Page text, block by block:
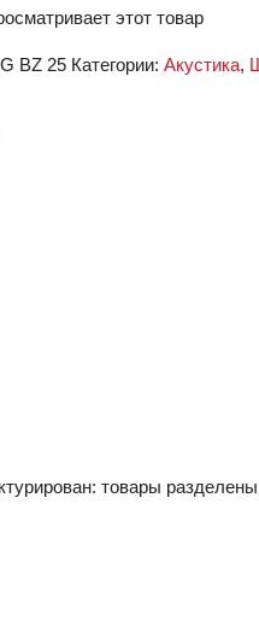
этот товар
BZ 25 Категории: Акустика,
товары